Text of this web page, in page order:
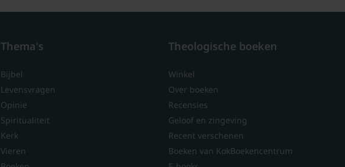
Thema's
Bijbel
Levensvragen
Opinie
Spiritualiteit
Kerk
Vieren
Theologische boeken
Winkel
Over boeken
Recensies
Geloof en zingeving
Recent verschenen
Boeken van KokBoekencentrum